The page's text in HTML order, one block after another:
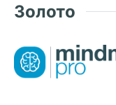
Золото